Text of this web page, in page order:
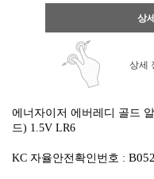
상
상세
에너자이저 에버레디 골드
드) 1.5V LR6
KC 자율안전확인번호 :